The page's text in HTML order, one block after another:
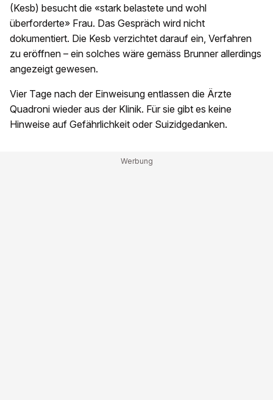
(Kesb) besucht die «stark belastete und wohl
überforderte» Frau. Das Gespräch wird nicht
dokumentiert. Die Kesb verzichtet darauf ein, Verfahren
zu eröffnen – ein solches wäre gemäss Brunner allerdings
angezeigt gewesen.
Vier Tage nach der Einweisung entlassen die Ärzte
Quadroni wieder aus der Klinik. Für sie gibt es keine
Hinweise auf Gefährlichkeit oder Suizidgedanken.